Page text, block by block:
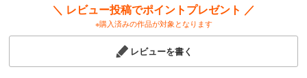
＼ レビュー投稿でポイントプレゼント ／
※購入済みの作品が対象となります
レビューを書く